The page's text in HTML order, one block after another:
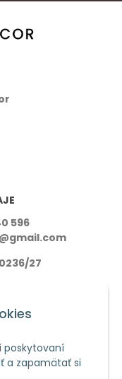
poskytovaní
a zapamätať si
596
27